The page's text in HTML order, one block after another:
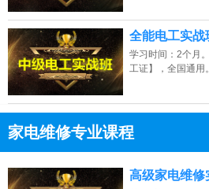
全能电工实战
学习时间：2个月
工证】，全国通
家电维修专业课程
点击免费咨询电话：高级家电维修